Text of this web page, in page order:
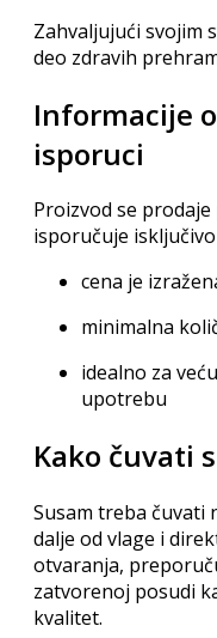
Zahvaljujući svojim
deo zdravih
Informacije
isporuci
Proizvod se prodaje
isporučuje
cena je
minimalna
idealno za
upotrebu
Kako čuvati
Susam treba čuvati
dalje od vlage i
otvaranja,
zatvorenoj posudi
kvalitet.